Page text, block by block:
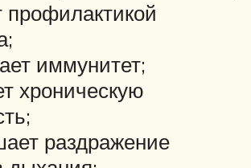
иммунитет;
хроническую
раздражение